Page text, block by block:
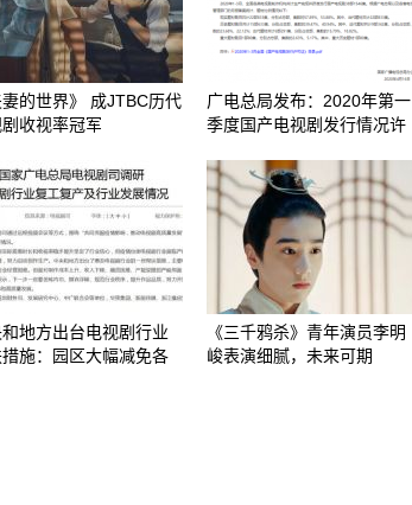
妻的世界》 成JTBC历代
收视率冠军
广电总局发布：2020年第一
季度国产电视剧发行情况许
地方出台电视剧行业
施：园区大幅减免各
《三千鸦杀》青年演员李明
峻表演细腻，未来可期